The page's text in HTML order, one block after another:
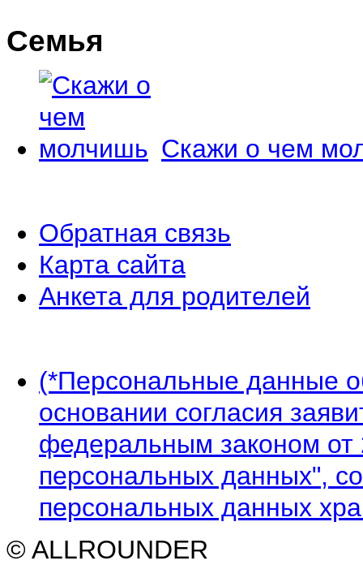
Семья
Скажи о чем
Обратная связь
Карта сайта
Анкета для родителей
(*Персональные данные
основании согласия
федеральным законом
персональных данных",
персональных данных
© ALLROUNDER